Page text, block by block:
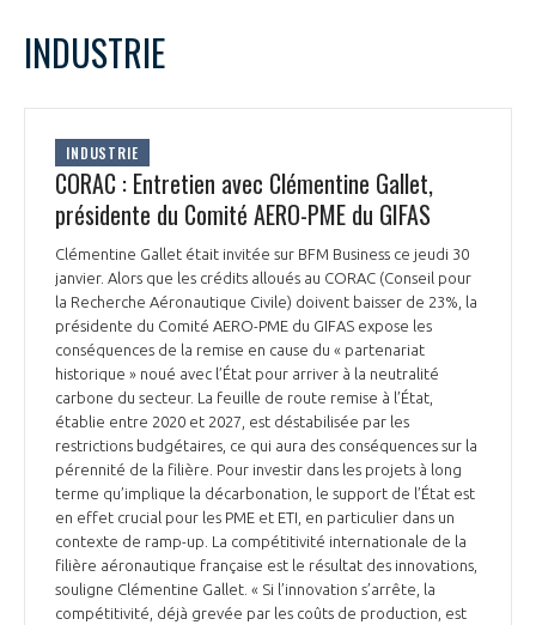
PRÉSENTATION
NOTRE VISION
NOS MISSIONS
NOTRE HISTOIRE
ORGANISATION
LE CONSEIL DU GIFAS
L’ÉQUIPE DU GIFAS
NOS RÉSEAUX À L'INTERNATIONAL
FONCTIONNEMENT
GEADS
COMITÉ AERO PME
STARTAIR
COMMISSIONS ET COMITÉS
ACCOMPAGNEMENT DE NOS ADHÉRENTS
LES PROGRAMMES DU GIFAS
UN ÉCOSYSTÈME INTÉGRÉ ET COHÉRENT
POURQUOI DEVENIR MEMBRE ?
LA MÉDIATION
LA MÉDIATION DANS LA FILIÈRE AÉRONAUTIQUE ET SPATIALE
LE MÉDIATEUR DE LA FILIÈRE AÉRONAUTIQUE ET SPATIALE
LE SALON DU BOURGET
L'OBSERVATOIRE
L
1 2 3 4
5
20
22 23 24 25
INDUSTRIE
INDUSTRIE
CORAC : Entretien avec Clémentine Gallet,
présidente du Comité AERO-PME du GIFAS
Clémentine Gallet était invitée sur BFM Business ce jeudi 30
janvier. Alors que les crédits alloués au CORAC (Conseil pour
la Recherche Aéronautique Civile) doivent baisser de 23%, la
présidente du Comité AERO-PME du GIFAS expose les
conséquences de la remise en cause du « partenariat
historique » noué avec l’État pour arriver à la neutralité
carbone du secteur. La feuille de route remise à l’État,
établie entre 2020 et 2027, est déstabilisée par les
restrictions budgétaires, ce qui aura des conséquences sur la
pérennité de la filière. Pour investir dans les projets à long
terme qu’implique la décarbonation, le support de l’État est
en effet crucial pour les PME et ETI, en particulier dans un
contexte de ramp-up. La compétitivité internationale de la
filière aéronautique française est le résultat des innovations,
souligne Clémentine Gallet. « Si l’innovation s’arrête, la
compétitivité, déjà grevée par les coûts de production, est
Rejoignez une filière d’excellence et développez
Découvrez les avantages d'adhérer au GIFAS.
Rencontres, salons, données sectorielles,
programmes ...
DEMANDE D’ADHÉSION